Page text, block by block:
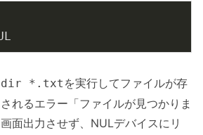
dir *.txt を実行してファイルが存
れるエラー「ファイルが見つかりま
面出力させず、NULデバイスにリ